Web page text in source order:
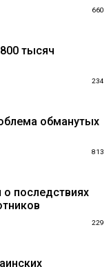
660
тысяч
234
обманутых
813
о последствиях
229